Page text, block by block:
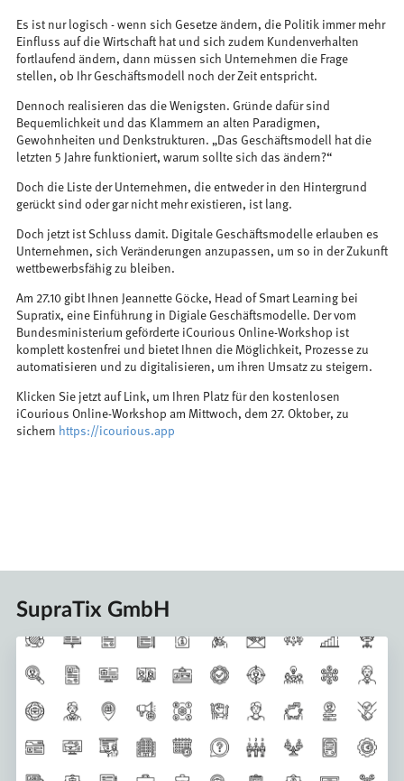
Es ist nur logisch - wenn sich Gesetze ändern, die Politik immer mehr
Einfluss auf die Wirtschaft hat und sich zudem Kundenverhalten
fortlaufend ändern, dann müssen sich Unternehmen die Frage
stellen, ob Ihr Geschäftsmodell noch der Zeit entspricht.
Dennoch realisieren das die Wenigsten. Gründe dafür sind
Bequemlichkeit und das Klammern an alten Paradigmen,
Gewohnheiten und Denkstrukturen. „Das Geschäftsmodell hat die
letzten 5 Jahre funktioniert, warum sollte sich das ändern?“
Doch die Liste der Unternehmen, die entweder in den Hintergrund
gerückt sind oder gar nicht mehr existieren, ist lang.
Doch jetzt ist Schluss damit. Digitale Geschäftsmodelle erlauben es
Unternehmen, sich Veränderungen anzupassen, um so in der Zukunft
wettbewerbsfähig zu bleiben.
Am 27.10 gibt Ihnen Jeannette Göcke, Head of Smart Learning bei
Supratix, eine Einführung in Digiale Geschäftsmodelle. Der vom
Bundesministerium geförderte iCourious Online-Workshop ist
komplett kostenfrei und bietet Ihnen die Möglichkeit, Prozesse zu
automatisieren und zu digitalisieren, um ihren Umsatz zu steigern.
Klicken Sie jetzt auf Link, um Ihren Platz für den kostenlosen
iCourious Online-Workshop am Mittwoch, dem 27. Oktober, zu
sichern https://icourious.app
SupraTix GmbH